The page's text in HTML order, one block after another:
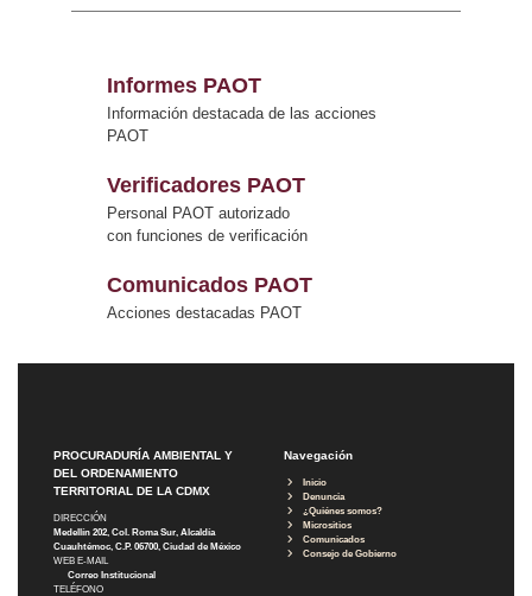
Informes PAOT
Información destacada de las acciones
PAOT
Verificadores PAOT
Personal PAOT autorizado
con funciones de verificación
Comunicados PAOT
Acciones destacadas PAOT
PROCURADURÍA AMBIENTAL Y
DEL ORDENAMIENTO
TERRITORIAL DE LA CDMX
DIRECCIÓN
Medellín 202, Col. Roma Sur, Alcaldía
Cuauhtémoc, C.P. 06700, Ciudad de México
WEB E-MAIL
Correo Institucional
TELÉFONO
Navegación
Inicio
Denuncia
¿Quiénes somos?
Micrositios
Comunicados
Consejo de Gobierno